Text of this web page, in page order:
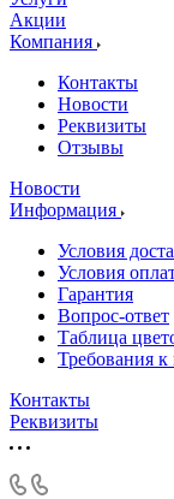
Акции
Компания
Контакты
Новости
Реквизиты
Отзывы
Новости
Информация
Условия
Условия
Гарантия
Вопрос-ответ
Таблица
Требования к
Контакты
Реквизиты